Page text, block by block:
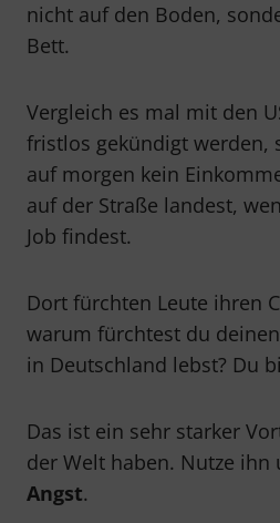
nicht auf den Boden,
Bett.
Vergleich es mal mit den
fristlos gekündigt werden,
auf morgen kein
auf der Straße landest,
Job findest.
Dort fürchten Leute ihren
warum fürchtest du
in Deutschland lebst? Du
Das ist ein sehr starker
der Welt haben. Nutze ihn
Angst.